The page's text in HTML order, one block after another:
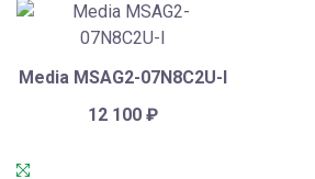
Media MSAG2-07N8C2U-I
12 100 ₽